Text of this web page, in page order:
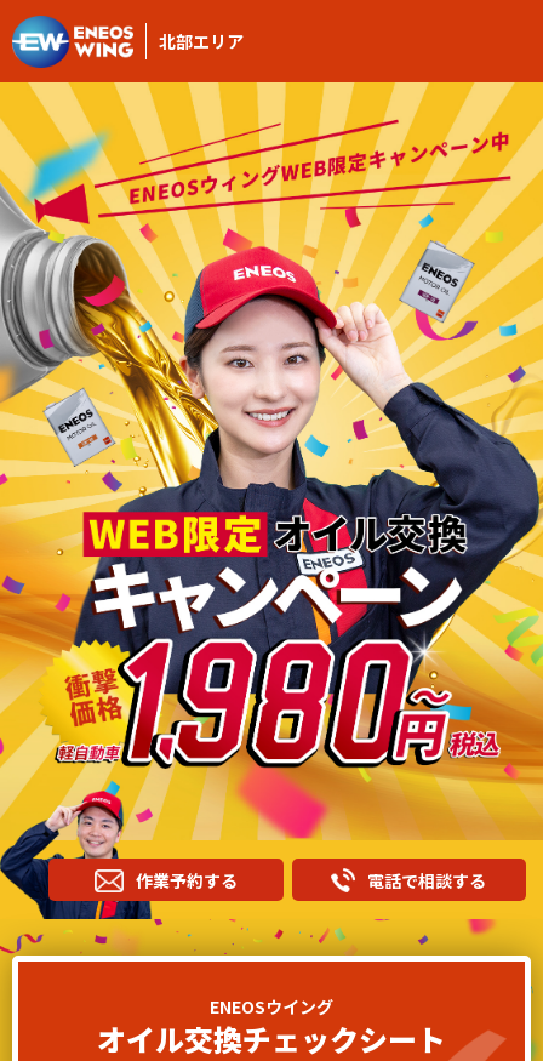
北部エリア
作業予約する 電話で相談する
ENEOSウイング
オイル交換チェックシート